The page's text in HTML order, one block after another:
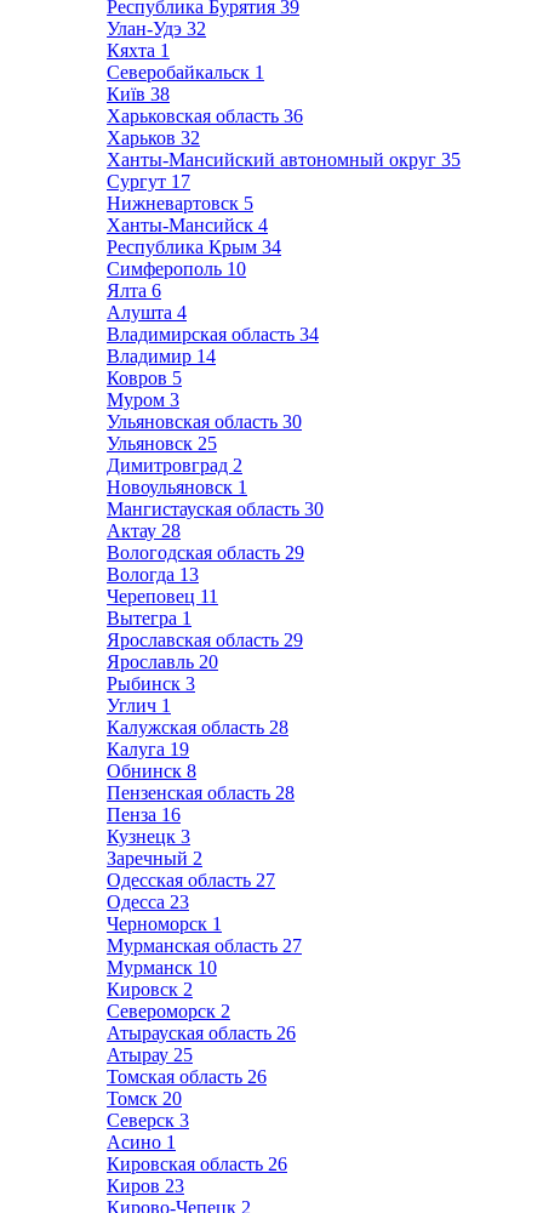
Республика Бурятия 39
Улан-Удэ 32
Кяхта 1
Северобайкальск 1
Київ 38
Харьковская область 36
Харьков 32
Ханты-Мансийский автономный округ 35
Сургут 17
Нижневартовск 5
Ханты-Мансийск 4
Республика Крым 34
Симферополь 10
Ялта 6
Алушта 4
Владимирская область 34
Владимир 14
Ковров 5
Муром 3
Ульяновская область 30
Ульяновск 25
Димитровград 2
Новоульяновск 1
Мангистауская область 30
Актау 28
Вологодская область 29
Вологда 13
Череповец 11
Вытегра 1
Ярославская область 29
Ярославль 20
Рыбинск 3
Углич 1
Калужская область 28
Калуга 19
Обнинск 8
Пензенская область 28
Пенза 16
Кузнецк 3
Заречный 2
Одесская область 27
Одесса 23
Черноморск 1
Мурманская область 27
Мурманск 10
Кировск 2
Североморск 2
Атырауская область 26
Атырау 25
Томская область 26
Томск 20
Северск 3
Асино 1
Кировская область 26
Киров 23
Кирово-Чепецк 2